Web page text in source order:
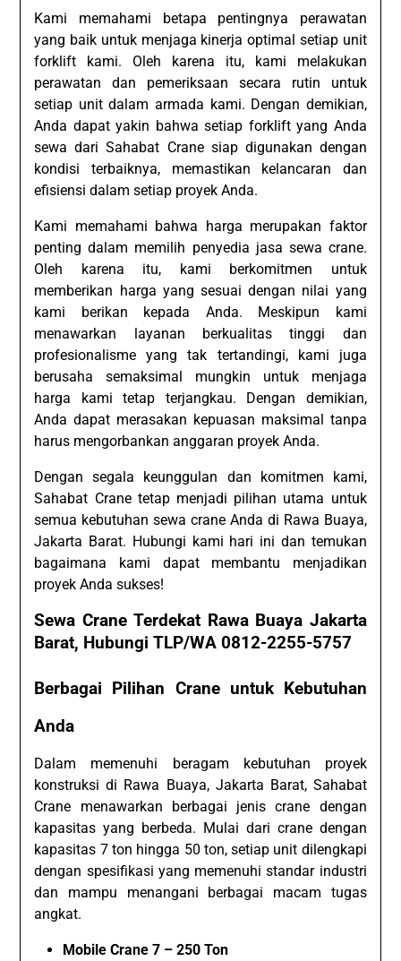
Kami memahami betapa pentingnya perawatan
yang baik untuk menjaga kinerja optimal setiap unit
forklift kami. Oleh karena itu, kami melakukan
perawatan dan pemeriksaan secara rutin untuk
setiap unit dalam armada kami. Dengan demikian,
Anda dapat yakin bahwa setiap forklift yang Anda
sewa dari Sahabat Crane siap digunakan dengan
kondisi terbaiknya, memastikan kelancaran dan
efisiensi dalam setiap proyek Anda.
Kami memahami bahwa harga merupakan faktor
penting dalam memilih penyedia jasa sewa crane.
Oleh karena itu, kami berkomitmen untuk
memberikan harga yang sesuai dengan nilai yang
kami berikan kepada Anda. Meskipun kami
menawarkan layanan berkualitas tinggi dan
profesionalisme yang tak tertandingi, kami juga
berusaha semaksimal mungkin untuk menjaga
harga kami tetap terjangkau. Dengan demikian,
Anda dapat merasakan kepuasan maksimal tanpa
harus mengorbankan anggaran proyek Anda.
Dengan segala keunggulan dan komitmen kami,
Sahabat Crane tetap menjadi pilihan utama untuk
semua kebutuhan sewa crane Anda di Rawa Buaya,
Jakarta Barat. Hubungi kami hari ini dan temukan
bagaimana kami dapat membantu menjadikan
proyek Anda sukses!
Sewa Crane Terdekat Rawa Buaya Jakarta
Barat, Hubungi TLP/WA 0812-2255-5757
Berbagai Pilihan Crane untuk Kebutuhan
Anda
Dalam memenuhi beragam kebutuhan proyek
konstruksi di Rawa Buaya, Jakarta Barat, Sahabat
Crane menawarkan berbagai jenis crane dengan
kapasitas yang berbeda. Mulai dari crane dengan
kapasitas 7 ton hingga 50 ton, setiap unit dilengkapi
dengan spesifikasi yang memenuhi standar industri
dan mampu menangani berbagai macam tugas
angkat.
Mobile Crane 7 – 250 Ton